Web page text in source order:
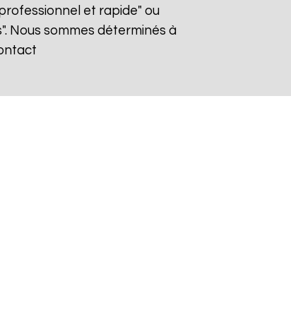
et rapide" ou
Nous sommes déterminés à